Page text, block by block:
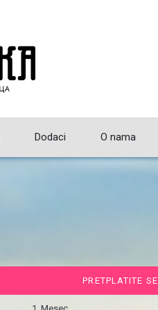
Dodaci O nama
PRETPLATITE SE